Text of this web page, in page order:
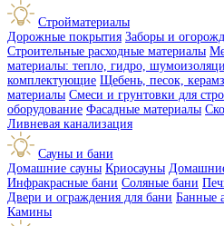
Стройматериалы
Дорожные покрытия Заборы и
Строительные расходные материалы
материалы: тепло, гидро,
комплектующие Щебень, песок,
материалы Смеси и грунтовки для
оборудование Фасадные материалы
Ливневая канализация
Сауны и бани
Домашние сауны Криосауны
Инфракрасные бани Соляные бани
Двери и ограждения для бани Банные
Камины